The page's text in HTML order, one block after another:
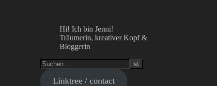
Hi! Ich bin Jenni!
Träumerin, kreativer Kopf &
Bloggerin
Linktree / contact